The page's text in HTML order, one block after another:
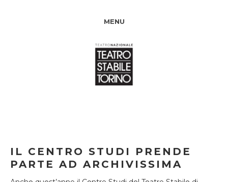
MENU
IL CENTRO STUDI PRENDE
PARTE AD ARCHIVISSIMA